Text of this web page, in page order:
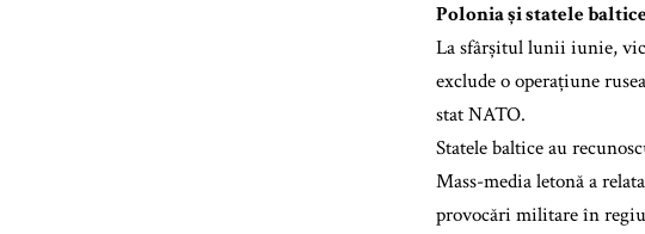
Polonia și statele
La sfârșitul lunii iunie,
exclude o operațiune
stat NATO.
Statele baltice au
Mass-media letonă a
provocări militare în